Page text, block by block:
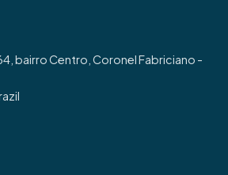
bairro Centro, Coronel Fabriciano -